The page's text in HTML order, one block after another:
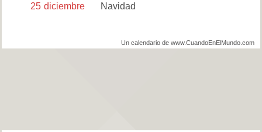
25 diciembre Navidad
Un calendario de www.CuandoEnElMundo.com